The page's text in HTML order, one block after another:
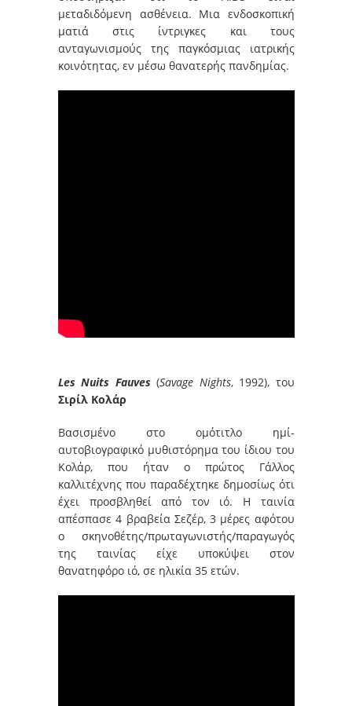
μεταδιδόμενη ασθένεια. Μια ενδοσκοπική
ματιά στις ίντριγκες και τους
ανταγωνισμούς της παγκόσμιας ιατρικής
κοινότητας, εν μέσω θανατερής πανδημίας.
Les Nuits Fauves(Savage Nights, 1992), του
Σιρίλ Κολάρ
Βασισμένο στο ομότιτλο ημί-
αυτοβιογραφικό μυθιστόρημα του ίδιου του
Κολάρ, που ήταν ο πρώτος Γάλλος
καλλιτέχνης που παραδέχτηκε δημοσίως ότι
έχει προσβληθεί από τον ιό. Η ταινία
απέσπασε 4 βραβεία Σεζέρ, 3 μέρες αφότου
ο σκηνοθέτης/πρωταγωνιστής/παραγωγός
της ταινίας είχε υποκύψει στον
θανατηφόρο ιό, σε ηλικία 35 ετών.